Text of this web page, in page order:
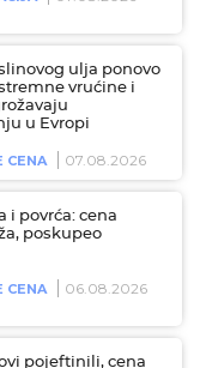
ulja ponovo
vrućine i
u Evropi
CENA 07.08.2026
i povrća: cena
poskupeo
CENA 06.08.2026
pojeftinili, cena